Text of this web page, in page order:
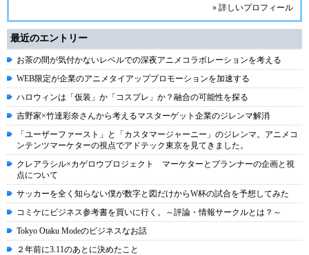
» 詳しいプロフィール
最近のエントリー
お茶の間が気付かないレベルでの深夜アニメコラボレーションを考える
WEB限定が企業のアニメタイアッププロモーションを加速する
ハロウィンは「仮装」か「コスプレ」か？融合の可能性を探る
吉野家×竹達彩奈さんから考えるマスターゲット企業のジレンマ解消
「ユーザーファースト」と「カスタマージャーニー」のジレンマ。アニメコ
ンテンツマーケターの視点でアドテック東京を見てきました。
クレアラシル×カゲロウプロジェクト マーケターとプランナーの企画と視
点について
サッカーを全く知らない僕が数字と図だけからW杯の試合を予想してみた
コミケにビジネス参考書を買いに行く。～評論・情報サークルとは？～
Tokyo Otaku Modeのビジネスなお話
２年前に3.11のあとに決めたこと